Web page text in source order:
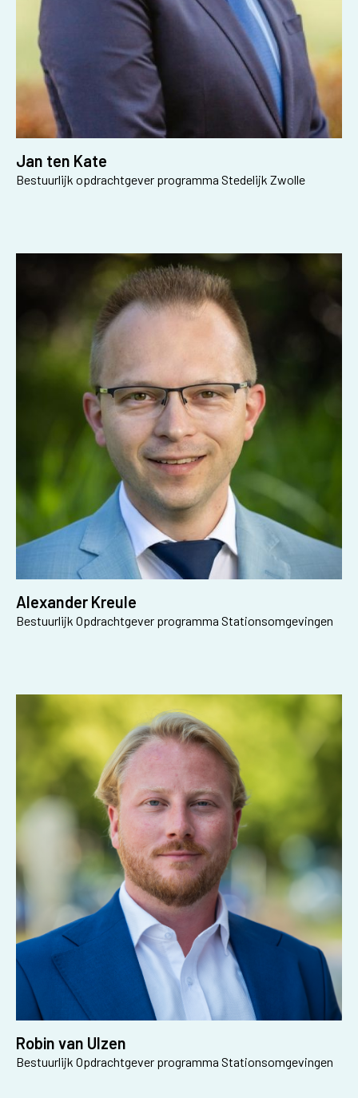
Jan ten Kate
Bestuurlijk opdrachtgever programma Stedelijk Zwolle
Alexander Kreule
Bestuurlijk Opdrachtgever programma Stationsomgevingen
Robin van Ulzen
Bestuurlijk Opdrachtgever programma Stationsomgevingen